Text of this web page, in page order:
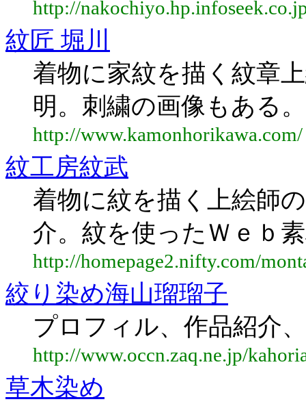
http://
紋匠 堀川
着物に家紋を描く紋章
明。刺繍の画像もある。
http://www.kamonhorikawa.com/
紋工房紋武
着物に紋を描く上絵師
介。紋を使ったＷｅｂ
http://homepage2.nifty.com/
絞り染め海山瑠瑠子
プロフィル、作品紹介
http://www.occn.zaq.ne.jp/
草木染め